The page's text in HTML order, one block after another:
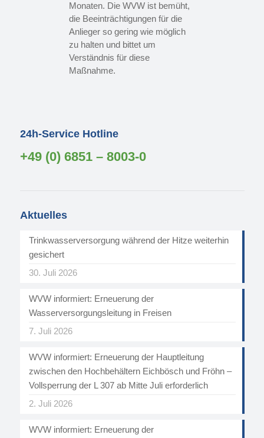
Monaten. Die WVW ist bemüht,
die Beeinträchtigungen für die
Anlieger so gering wie möglich
zu halten und bittet um
Verständnis für diese
Maßnahme.
24h-Service Hotline
+49 (0) 6851 – 8003-0
Aktuelles
Trinkwasserversorgung während der Hitze weiterhin
gesichert
30. Juli 2026
WVW informiert: Erneuerung der
Wasserversorgungsleitung in Freisen
7. Juli 2026
WVW informiert: Erneuerung der Hauptleitung
zwischen den Hochbehältern Eichbösch und Fröhn –
Vollsperrung der L 307 ab Mitte Juli erforderlich
2. Juli 2026
WVW informiert: Erneuerung der